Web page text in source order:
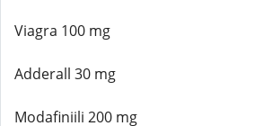
Viagra 100 mg
Adderall 30 mg
Modafiniili 200 mg